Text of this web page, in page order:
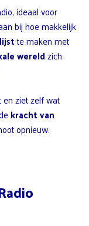
ideaal voor
bij hoe makkelijk
te maken met
wereldzich
ziet zelf wat
kracht van
opnieuw.